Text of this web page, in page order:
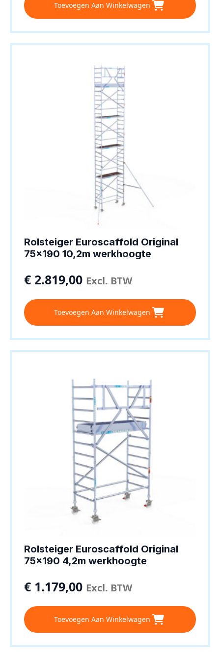
Toevoegen Aan Winkelwagen
Rolsteiger Euroscaffold Original
75×190 10,2m werkhoogte
€ 2.819,00 Excl. BTW
Toevoegen Aan Winkelwagen
Rolsteiger Euroscaffold Original
75×190 4,2m werkhoogte
€ 1.179,00 Excl. BTW
Toevoegen Aan Winkelwagen